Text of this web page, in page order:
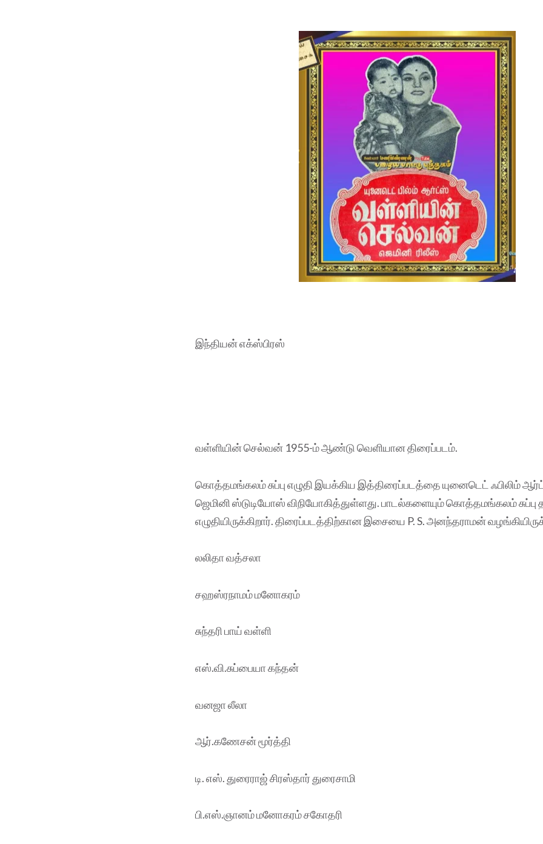
இந்தியன் எக்ஸ்பிரஸ்
வள்ளியின் செல்வன் 1955-ம் ஆண்டு வெளியான திரைப்படம்.
கொத்தமங்கலம் சுப்பு எழுதி இயக்கிய இத்திரைப்படத்தை யுனைடெட் ஃபிலிம்
ஜெமினி ஸ்டுடியோஸ் விநியோகித்துள்ளது. பாடல்களையும் கொத்தமங்கலம் சுப்பு
எழுதியிருக்கிறார். திரைப்படத்திற்கான இசையை P. S. அனந்தராமன்
லலிதா வத்சலா
சஹஸ்ரநாமம் மனோகரம்
சுந்தரி பாய் வள்ளி
எஸ்.வி.சுப்பையா கந்தன்
வனஜா லீலா
ஆர்.கணேசன் மூர்த்தி
டி. எஸ். துரைராஜ் சிரஸ்தார் துரைசாமி
பி.எஸ்.ஞானம் மனோகரம் சகோதரி